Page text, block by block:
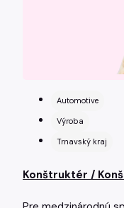
Automotive
Výroba
Trnavský kraj
Konštruktér /